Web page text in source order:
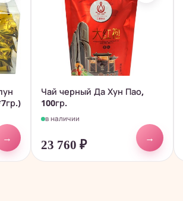
→
Чай черный Да Хун Пао,
100гр.
в наличии
23 760 ₽
→